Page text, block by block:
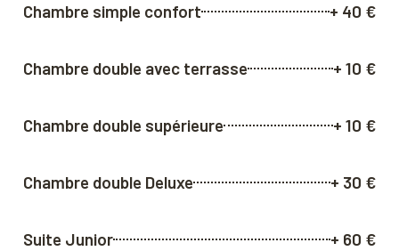
Chambre simple confort + 40 €
Chambre double avec terrasse + 10 €
Chambre double supérieure + 10 €
Chambre double Deluxe + 30 €
Suite Junior + 60 €